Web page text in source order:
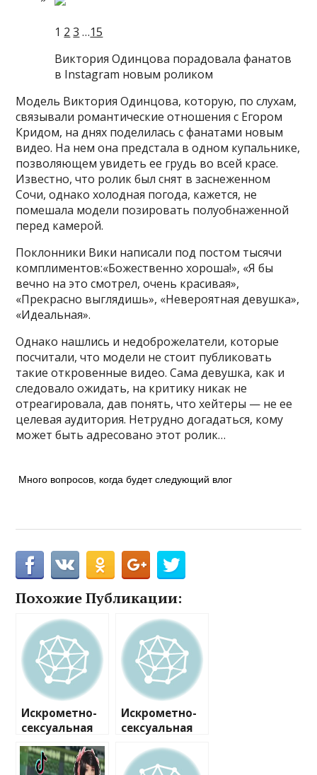
1 2 3 …15
Виктория Одинцова порадовала фанатов
в Instagram новым роликом
Модель Виктория Одинцова, которую, по слухам,
связывали романтические отношения с Егором
Кридом, на днях поделилась с фанатами новым
видео. На нем она предстала в одном купальнике,
позволяющем увидеть ее грудь во всей красе.
Известно, что ролик был снят в заснеженном
Сочи, однако холодная погода, кажется, не
помешала модели позировать полуобнаженной
перед камерой.
Поклонники Вики написали под постом тысячи
комплиментов:«Божественно хороша!», «Я бы
вечно на это смотрел, очень красивая»,
«Прекрасно выглядишь», «Невероятная девушка»,
«Идеальная».
Однако нашлись и недоброжелатели, которые
посчитали, что модели не стоит публиковать
такие откровенные видео. Сама девушка, как и
следовало ожидать, на критику никак не
отреагировала, дав понять, что хейтеры — не ее
целевая аудитория. Нетрудно догадаться, кому
может быть адресовано этот ролик…
Много вопросов, когда будет следующий влог
Похожие Публикации:
Искрометно-
сексуальная
plus-size-
модель Искра
Искрометно-
сексуальная
модель Искра